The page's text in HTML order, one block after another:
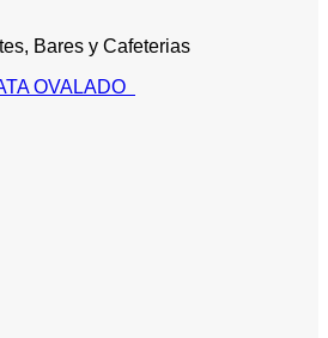
Bares y Cafeterias
OVALADO